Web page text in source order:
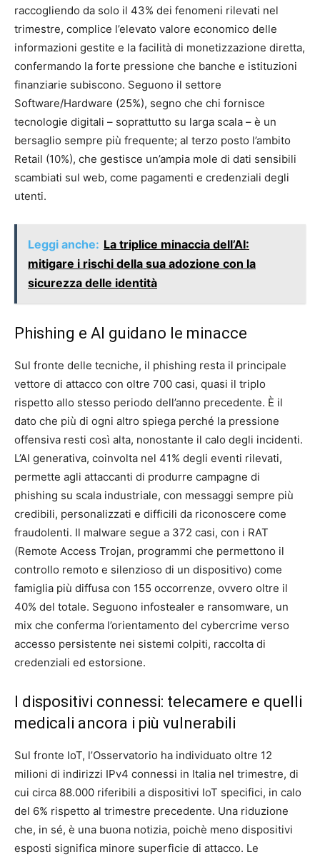
raccogliendo da solo il 43% dei fenomeni rilevati nel
trimestre, complice l’elevato valore economico delle
informazioni gestite e la facilità di monetizzazione diretta,
confermando la forte pressione che banche e istituzioni
finanziarie subiscono. Seguono il settore
Software/Hardware (25%), segno che chi fornisce
tecnologie digitali – soprattutto su larga scala – è un
bersaglio sempre più frequente; al terzo posto l’ambito
Retail (10%), che gestisce un’ampia mole di dati sensibili
scambiati sul web, come pagamenti e credenziali degli
utenti.
Leggi anche: La triplice minaccia dell’AI:
mitigare i rischi della sua adozione con la
sicurezza delle identità
Phishing e AI guidano le minacce
Sul fronte delle tecniche, il phishing resta il principale
vettore di attacco con oltre 700 casi, quasi il triplo
rispetto allo stesso periodo dell’anno precedente. È il
dato che più di ogni altro spiega perché la pressione
offensiva resti così alta, nonostante il calo degli incidenti.
L’AI generativa, coinvolta nel 41% degli eventi rilevati,
permette agli attaccanti di produrre campagne di
phishing su scala industriale, con messaggi sempre più
credibili, personalizzati e difficili da riconoscere come
fraudolenti. Il malware segue a 372 casi, con i RAT
(Remote Access Trojan, programmi che permettono il
controllo remoto e silenzioso di un dispositivo) come
famiglia più diffusa con 155 occorrenze, ovvero oltre il
40% del totale. Seguono infostealer e ransomware, un
mix che conferma l’orientamento del cybercrime verso
accesso persistente nei sistemi colpiti, raccolta di
credenziali ed estorsione.
I dispositivi connessi: telecamere e quelli
medicali ancora i più vulnerabili
Sul fronte IoT, l’Osservatorio ha individuato oltre 12
milioni di indirizzi IPv4 connessi in Italia nel trimestre, di
cui circa 88.000 riferibili a dispositivi IoT specifici, in calo
del 6% rispetto al trimestre precedente. Una riduzione
che, in sé, è una buona notizia, poichè meno dispositivi
esposti significa minore superficie di attacco. Le